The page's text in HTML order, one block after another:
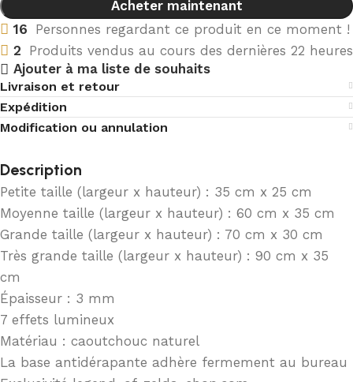
Acheter maintenant
16 Personnes regardant ce produit en ce moment !
2 Produits vendus au cours des dernières 22 heures
Ajouter à ma liste de souhaits
Livraison et retour
Expédition
Modification ou annulation
Description
Petite taille (largeur x hauteur) : 35 cm x 25 cm
Moyenne taille (largeur x hauteur) : 60 cm x 35 cm
Grande taille (largeur x hauteur) : 70 cm x 30 cm
Très grande taille (largeur x hauteur) : 90 cm x 35
cm
Épaisseur : 3 mm
7 effets lumineux
Matériau : caoutchouc naturel
La base antidérapante adhère fermement au bureau